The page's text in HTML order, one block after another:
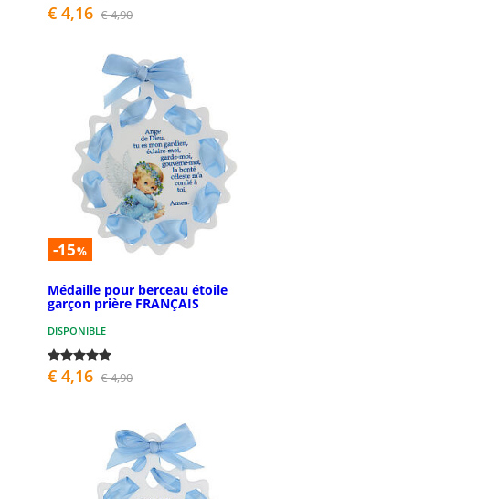
€ 4,16 € 4,90
-15%
Médaille pour berceau étoile
garçon prière FRANÇAIS
DISPONIBLE
€ 4,16 € 4,90